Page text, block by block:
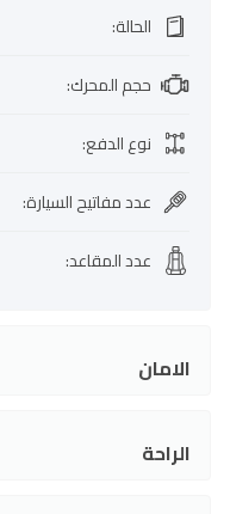
الحالة:
حجم المحرك:
نوع الدفع:
عدد مفاتيح السيارة:
عدد المقاعد:
الامان
الراحة